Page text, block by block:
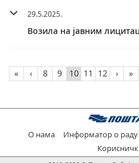
29.5.2025.
Возила на јавним
« ‹ 8 9 10 11 12 › »
О нама Информатор о раду